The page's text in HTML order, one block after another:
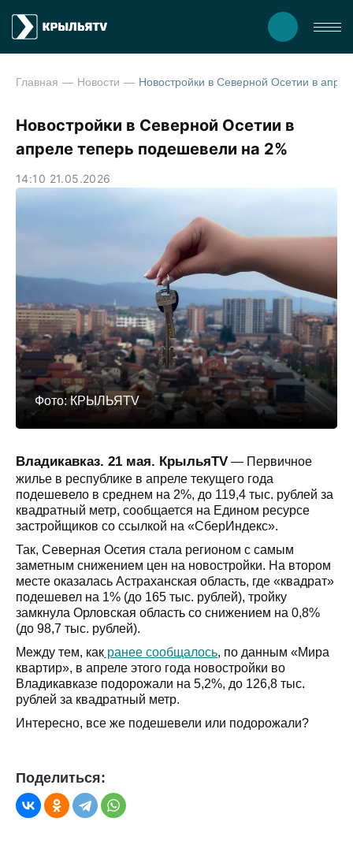
Главная Новости
Новостройки в Северной Осетии в
апреле теперь подешевели на 2%
14:10 21.05.2026
Фото: КРЫЛЬЯTV
Владикавказ. 21 мая. КрыльяTV — Первичное
жилье в республике в апреле текущего года
подешевело в среднем на 2%, до 119,4 тыс. рублей за
квадратный метр, сообщается на Едином ресурсе
застройщиков со ссылкой на «СберИндекс».
Так, Северная Осетия стала регионом с самым
заметным снижением цен на новостройки. На втором
месте оказалась Астраханская область, где «квадрат»
подешевел на 1% (до 165 тыс. рублей), тройку
замкнула Орловская область со снижением на 0,8%
(до 98,7 тыс. рублей).
Между тем, как ранее сообщалось, по данным «Мира
квартир», в апреле этого года новостройки во
Владикавказе подорожали на 5,2%, до 126,8 тыс.
рублей за квадратный метр.
Интересно, все же подешевели или подорожали?
Поделиться: